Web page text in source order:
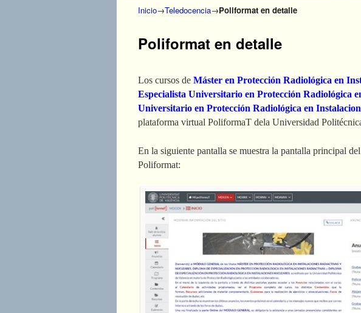
Inicio→Teledocencia→Poliformat en detalle
Poliformat en detalle
Los cursos de Máster en Protección Radiológica en
Especialista Universitario en Protección Radiológica
Universitario en Protección Radiológica en
plataforma virtual PoliformaT dela Universidad
En la siguiente pantalla se muestra la pantalla principal
Poliformat: